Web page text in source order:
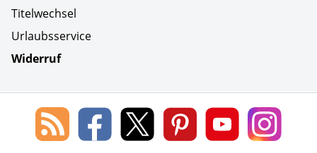
Titelwechsel
Urlaubsservice
Widerruf
Social Media
Blog
des
Lorenz
Leserservice
Lorenz
Leserservice
Lorenz
Leserservice
Lorenz
Leserservice
Lorenz